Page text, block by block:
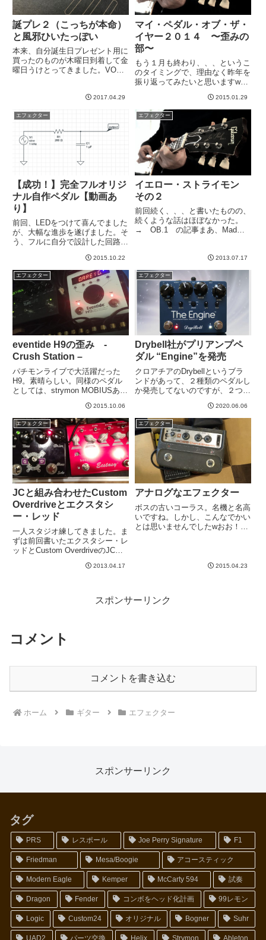
誕プレ２（こっちが本命）
と風邪ひいたっぽい
本来、自分誕生日プレゼント用に
買ったのものが木曜日到着して金
曜日うけとってきました。VOX
さんにふとよったら、あれ、もう
はともかくこれが本命。揚男...
2017.04.29
マイ・ペダル・オブ・ザ・
イヤー２０１４ 〜歪みの
部〜
もう１月も終わり、、、というこ
のタイミングで、理由なく昨年を
振り返ってみたいと思いますww
は、エフェクターというものをほ
とんど持ってなかった私ですが、
現在の第二ギター期では、随分ペ
ダルにハマりましたw思えば、
J...
2015.01.29
エフェクター
【成功！】完全フルオリジ
ナル自作ペダル【動画あ
り】
前回、LEDをつけて喜んでました
が、大幅な進歩を遂げました。そ
う、フルに自分で設計した回路を
です！以前の記事に、7つの傷を
持つ男（心に）さんからいただい
たコメントから着想を得ました。
どうもありがとうございました...
2015.10.22
エフェクター
イエロー・ストライモン
その２
前回続く、、、と書いたものの、
続くような話はほぼなかった。
→ OB.1 の記事まあ、Mad
ことだったんですが、コーラスと
ディレイについて、ストライモン
いいね！となっ...
2013.07.17
エフェクター
eventide H9の歪み -
Crush Station –
パチモンライブで大活躍だった
H9。素晴らしい。同様のペダル
としては、strymon MOBIUSあた
とマルチユースですね。MOBIUS
は、モジュレーション各種がまと
まっていますが、H9は、モジュ
レーション各種＋...
2015.10.06
エフェクター
Drybell社がプリアンプペ
ダル “Engine”を発売
クロアチアのDrybellというブラ
ンドがあって、２種類のペダルし
か発売してないのですが、２つと
にアットホームな感じで良いんで
すよね。過去にこんな記事書いて
います。というわけで、ブランド
のファンとなってしまって...
2020.06.06
エフェクター
JCと組み合わせたCustom
Overdriveとエクスタシ
ー・レッド
一人スタジオ練してきました。ま
ずは前回書いたエクスタシー・レ
ッドとCustom OverdriveのJCと
JCのセッティングは、トレブル
2013.04.17
エフェクター
アナログなエフェクター
ボスの古いコーラス。名機と名高
いですね。しかし、こんなでかい
とは思いませんでしたwおお！デ
発見。弾いてみたかったのです
2015.04.23
スポンサーリンク
コメント
コメントを書き込む
ホーム ギター エフェクター
スポンサーリンク
タグ
PRS レスポール Joe Perry Signature F1
Friedman Mesa/Boogie アコースティック
Modern Eagle Kemper McCarty 594 試奏
Dragon Fender コンボをヘッド化計画 99レモン
Logic Custom24 オリジナル Bogner Suhr
UAD2 パーツ交換 Helix Strymon Ableton